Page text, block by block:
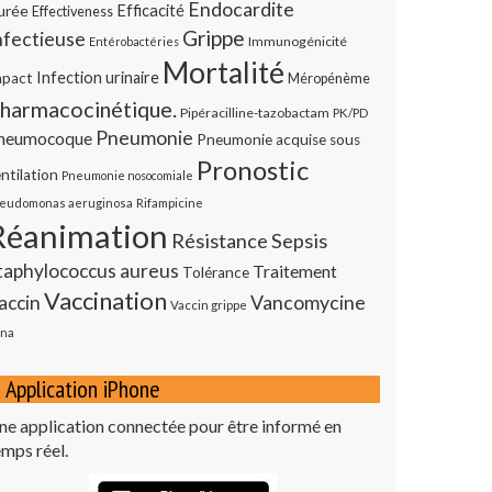
Effectiveness Efficacité Endocardite
Entérobactéries Grippe Immunogénicité
Infection urinaire Mortalité Méropénème
Pipéracilline-tazobactam PK/PD
Pneumonie Pneumonie acquise sous
Pneumonie nosocomiale Pronostic
aeruginosa Rifampicine
RésistanceSepsis
aureus Tolérance Traitement
Vaccination Vaccin grippe Vancomycine
Application iPhone
application connectée pour être informé en
réel.